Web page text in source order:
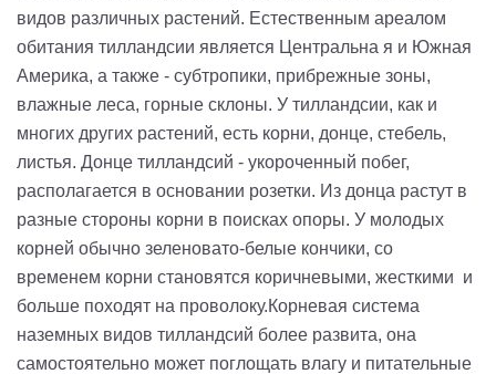
видов различных растений. Естественным ареалом
обитания тилландсии является Центральна я и Южная
Америка, а также - субтропики, прибрежные зоны,
влажные леса, горные склоны. У тилландсии, как и
многих других растений, есть корни, донце, стебель,
листья. Донце тилландсий - укороченный побег,
располагается в основании розетки. Из донца растут в
разные стороны корни в поисках опоры. У молодых
корней обычно зеленовато-белые кончики, со
временем корни становятся коричневыми, жесткими и
больше походят на проволоку.Корневая система
наземных видов тилландсий более развита, она
самостоятельно может поглощать влагу и питательные